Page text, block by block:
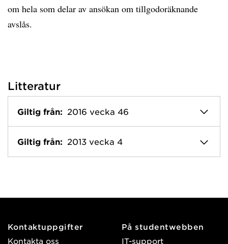
om hela som delar av ansökan om tillgodoräknande
avslås.
Litteratur
Giltig från: 2016 vecka 46
Giltig från: 2013 vecka 4
Kontaktuppgifter
Kontakta oss
På studentwebben
IT-support